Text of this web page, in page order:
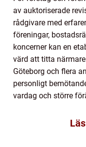
av auktoriserade
rådgivare med
föreningar,
koncerner kan en
värd att titta
Göteborg och flera
personligt
vardag och större